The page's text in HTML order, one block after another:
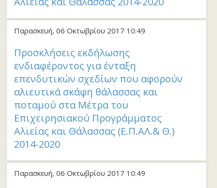
Παρασκευή, 06 Οκτωβρίου 2017 10:49
Προσκλήσεις εκδήλωσης
ενδιαφέροντος για ένταξη
επενδυτικών σχεδίων που αφορούν
αλιευτικά σκάφη θάλασσας και
ποταμού στα Μέτρα του
Επιχειρησιακού Προγράμματος
Αλιείας και Θάλασσας (Ε.Π.ΑΛ.& Θ.)
2014-2020
Παρασκευή, 06 Οκτωβρίου 2017 10:49